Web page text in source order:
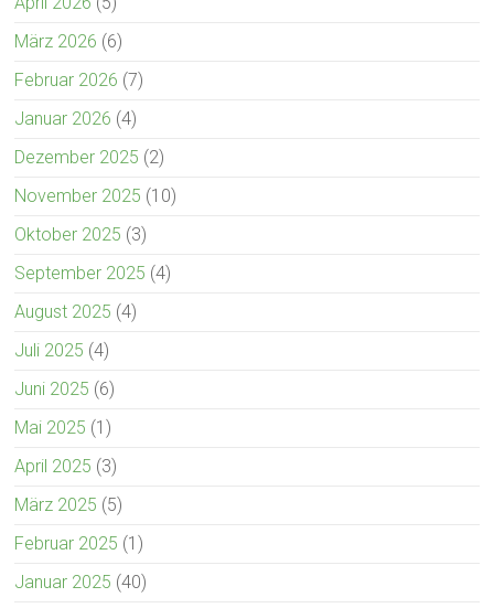
März 2026 (6)
Februar 2026 (7)
Januar 2026 (4)
Dezember 2025 (2)
November 2025 (10)
Oktober 2025 (3)
September 2025 (4)
August 2025 (4)
Juli 2025 (4)
Juni 2025 (6)
Mai 2025 (1)
April 2025 (3)
März 2025 (5)
Februar 2025 (1)
Januar 2025 (40)